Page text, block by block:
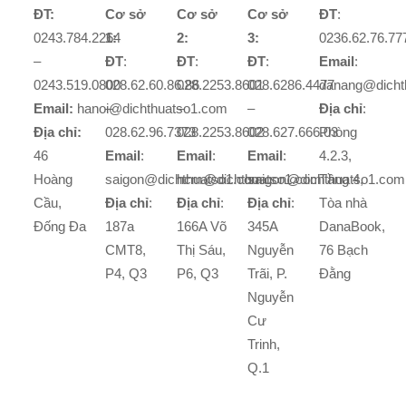
ĐT:
0243.784.2264
–
0243.519.0800
Email: hanoi@dichthuatso1.com
Địa chỉ:
46
Hoàng
Cầu,
Đống Đa
Cơ sở
1:
ĐT:
028.62.60.86.86
–
028.62.96.7373
Email:
saigon@dichthuatso1.com
Địa chỉ:
187a
CMT8,
P4, Q3
Cơ sở
2:
ĐT:
028.2253.8601
–
028.2253.8602
Email:
hcm@dichthuatso1.com
Địa chỉ:
166A Võ
Thị Sáu,
P6, Q3
Cơ sở
3:
ĐT:
028.6286.4477
–
028.627.666.03
Email:
saigon@dichthuatso1.com
Địa chỉ:
345A
Nguyễn
Trãi, P.
Nguyễn
Cư
Trinh,
Q.1
ĐT:
Email:
Địa chỉ:
Phòng
4.2.3,
Tầng 4,
Tòa nhà
DanaBook,
76 Bạch
Đằng